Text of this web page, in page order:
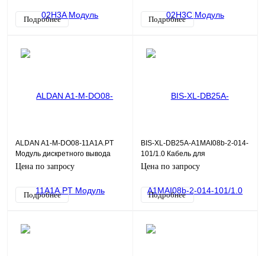
Подробнее Подробнее
ALDAN A1-M-DO08-11A1A.PT
Модуль дискретного вывода
DO08D 8x=24В, 0,5А 8хDO
Цена по запросу
Подробнее
BIS-XL-DB25A-A1MAI08b-2-014-
101/1.0 Кабель для
объединительной платы DB25-
Цена по запросу
Подробнее